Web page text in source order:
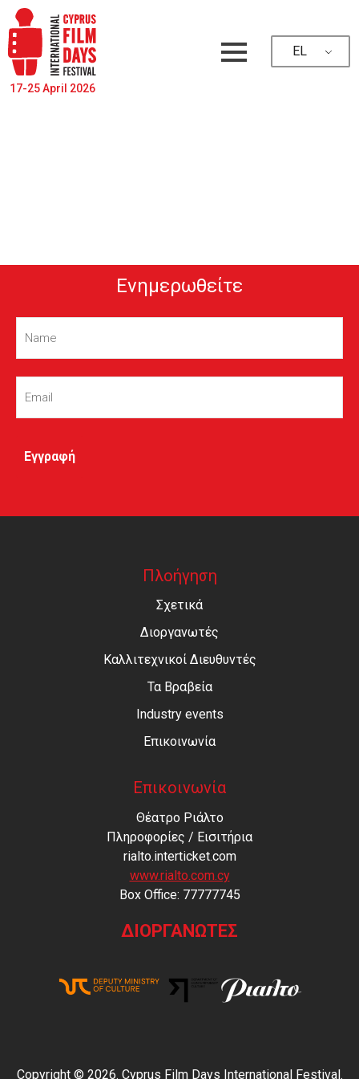
17-25 April 2026
EL
Ενημερωθείτε
Name
Email
Πλοήγηση
Σχετικά
Διοργανωτές
Καλλιτεχνικοί Διευθυντές
Τα Βραβεία
Industry events
Επικοινωνία
Επικοινωνία
Θέατρο Ριάλτο
Πληροφορίες / Εισιτήρια
rialto.interticket.com
www.rialto.com.cy
Βοx Office: 77777745
ΔΙΟΡΓΑΝΩΤΕΣ
Copyright © 2026. Cyprus Film Days International Festival.